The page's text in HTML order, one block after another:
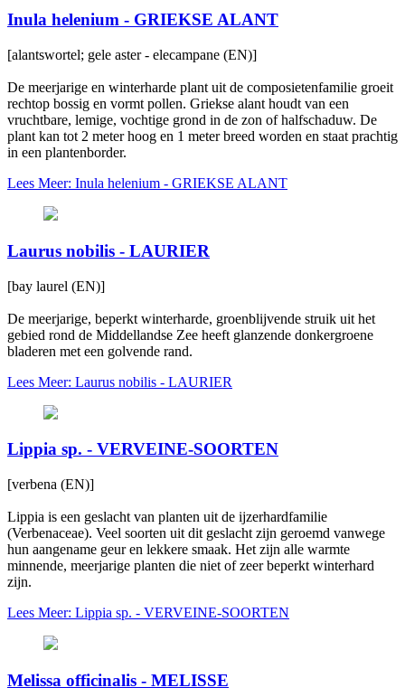
Inula helenium - GRIEKSE ALANT
[alantswortel; gele aster - elecampane (EN)]
De meerjarige en winterharde plant uit de composietenfamilie groeit
rechtop bossig en vormt pollen. Griekse alant houdt van een
vruchtbare, lemige, vochtige grond in de zon of halfschaduw. De
plant kan tot 2 meter hoog en 1 meter breed worden en staat prachtig
in een plantenborder.
Lees Meer: Inula helenium - GRIEKSE ALANT
Laurus nobilis - LAURIER
[bay laurel (EN)]
De meerjarige, beperkt winterharde, groenblijvende struik uit het
gebied rond de Middellandse Zee heeft glanzende donkergroene
bladeren met een golvende rand.
Lees Meer: Laurus nobilis - LAURIER
Lippia sp. - VERVEINE-SOORTEN
[verbena (EN)]
Lippia is een geslacht van planten uit de ijzerhardfamilie
(Verbenaceae). Veel soorten uit dit geslacht zijn geroemd vanwege
hun aangename geur en lekkere smaak. Het zijn alle warmte
minnende, meerjarige planten die niet of zeer beperkt winterhard
zijn.
Lees Meer: Lippia sp. - VERVEINE-SOORTEN
Melissa officinalis - MELISSE